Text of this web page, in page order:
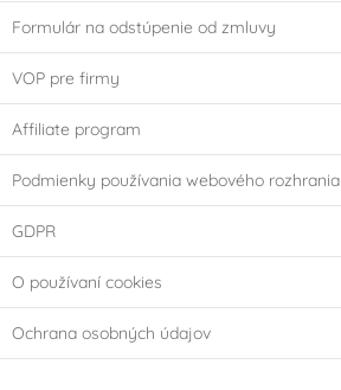
Formulár na odstúpenie od zmluvy
VOP pre firmy
Affiliate program
Podmienky používania webového rozhrania
GDPR
O používaní cookies
Ochrana osobných údajov